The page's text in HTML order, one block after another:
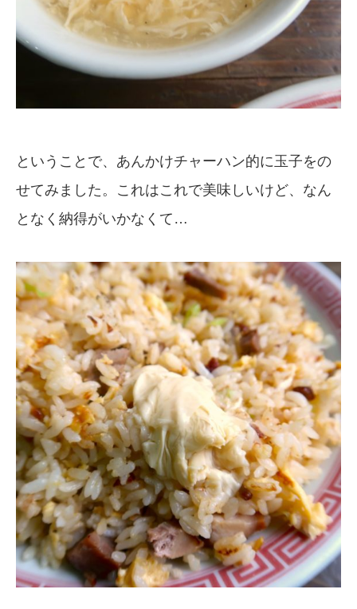
ということで、あんかけチャーハン的に玉子をの
せてみました。これはこれで美味しいけど、なん
となく納得がいかなくて…